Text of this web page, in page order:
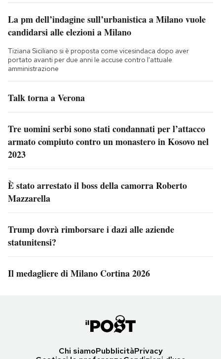
La pm dell’indagine sull’urbanistica a Milano vuole
candidarsi alle elezioni a Milano
Tiziana Siciliano si è proposta come vicesindaca dopo aver
portato avanti per due anni le accuse contro l'attuale
amministrazione
Talk torna a Verona
Tre uomini serbi sono stati condannati per l’attacco
armato compiuto contro un monastero in Kosovo nel
2023
È stato arrestato il boss della camorra Roberto
Mazzarella
Trump dovrà rimborsare i dazi alle aziende
statunitensi?
Il medagliere di Milano Cortina 2026
Chi siamoPubblicitàPrivacy